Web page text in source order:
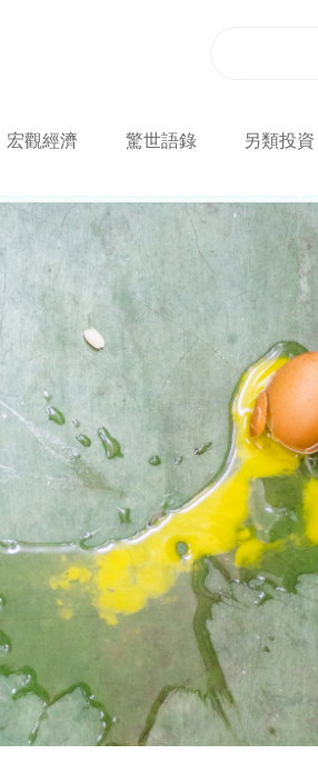
宏觀經濟 驚世語錄 另類投資